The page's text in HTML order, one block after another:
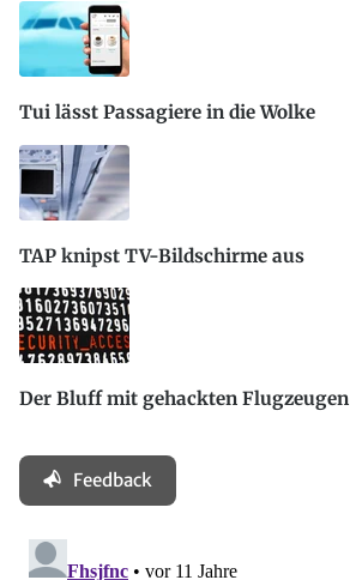
Tui lässt Passagiere in die Wolke
TAP knipst TV-Bildschirme aus
Der Bluff mit gehackten Flugzeugen
Feedback